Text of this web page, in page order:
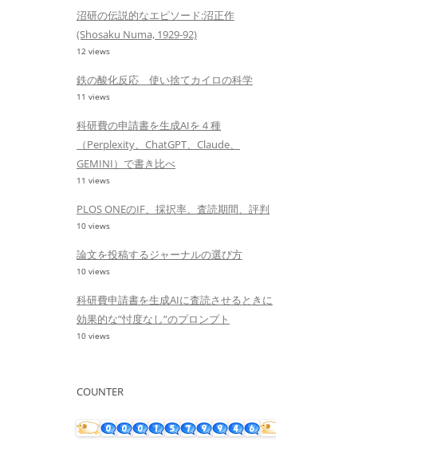
沼研の伝説的なエピソード:沼正作
(Shosaku Numa, 1929-92)
12 views
鉄の酸化反応 使い捨てカイロの科学
11 views
科研費の申請書を生成AIを４種
（Perplexity、ChatGPT、Claude、
GEMINI）で書き比べ
11 views
PLOS ONEのIF、採択率、査読期間、評判
10 views
論文を投稿するジャーナルの選び方
10 views
科研費申請書を生成AIに査読させるときに
効果的な”忖度なし”のプロンプト
10 views
COUNTER